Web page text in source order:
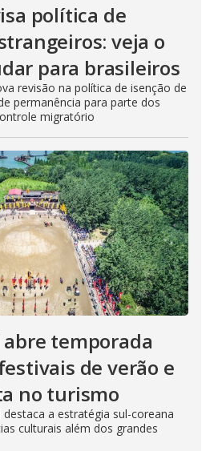
política de
veja o
para brasileiros
revisão na política de isenção de
permanência para parte dos
migratório
abre temporada
de verão e
no turismo
a estratégia sul-coreana
culturais além dos grandes